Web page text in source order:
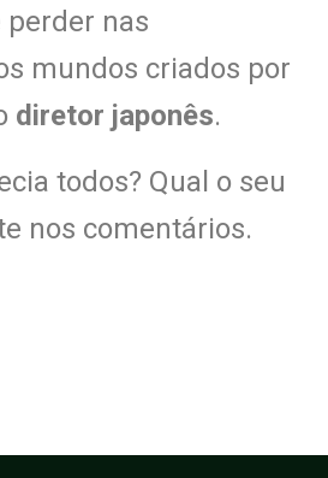
perder nas
mundos criados por
diretor japonês.
todos? Qual o seu
nos comentários.